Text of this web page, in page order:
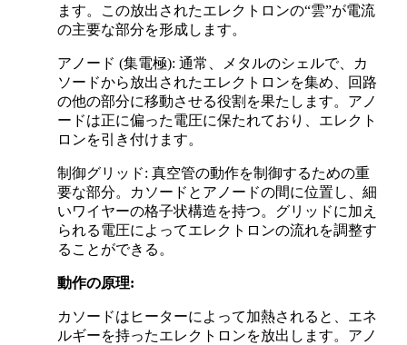
ます。この放出されたエレクトロンの“雲”が電流
の主要な部分を形成します。
アノード (集電極): 通常、メタルのシェルで、カ
ソードから放出されたエレクトロンを集め、回路
の他の部分に移動させる役割を果たします。アノ
ードは正に偏った電圧に保たれており、エレクト
ロンを引き付けます。
制御グリッド: 真空管の動作を制御するための重
要な部分。カソードとアノードの間に位置し、細
いワイヤーの格子状構造を持つ。グリッドに加え
られる電圧によってエレクトロンの流れを調整す
ることができる。
動作の原理:
カソードはヒーターによって加熱されると、エネ
ルギーを持ったエレクトロンを放出します。アノ